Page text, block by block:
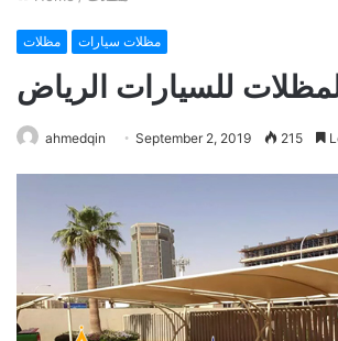
مظلات مظلات سيارات
للسيارات الرياض
ahmedqin September 2, 2019 215